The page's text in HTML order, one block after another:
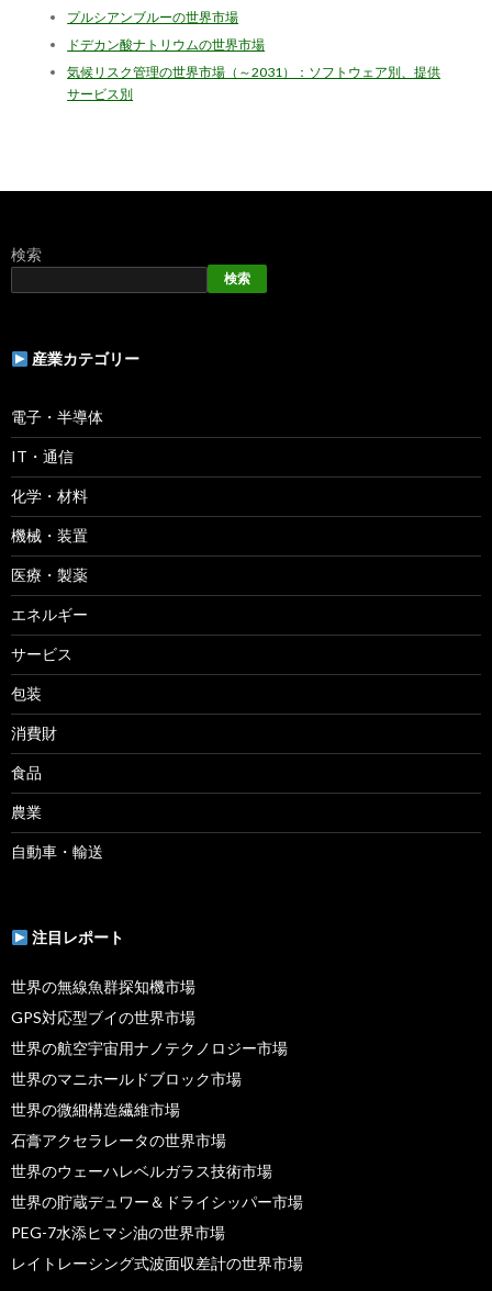
プルシアンブルーの世界市場
ドデカン酸ナトリウムの世界市場
気候リスク管理の世界市場（～2031）：ソフトウェア別、提供
サービス別
検索
検索
産業カテゴリー
電子・半導体
IT・通信
化学・材料
機械・装置
医療・製薬
エネルギー
サービス
包装
消費財
食品
農業
自動車・輸送
注目レポート
世界の無線魚群探知機市場
GPS対応型ブイの世界市場
世界の航空宇宙用ナノテクノロジー市場
世界のマニホールドブロック市場
世界の微細構造繊維市場
石膏アクセラレータの世界市場
世界のウェーハレベルガラス技術市場
世界の貯蔵デュワー＆ドライシッパー市場
PEG-7水添ヒマシ油の世界市場
レイトレーシング式波面収差計の世界市場